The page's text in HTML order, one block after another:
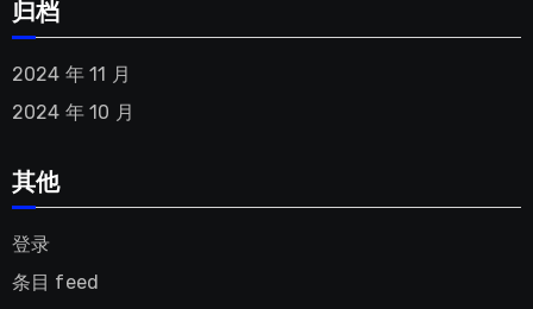
归档
2024 年 11 月
2024 年 10 月
其他
登录
条目 feed